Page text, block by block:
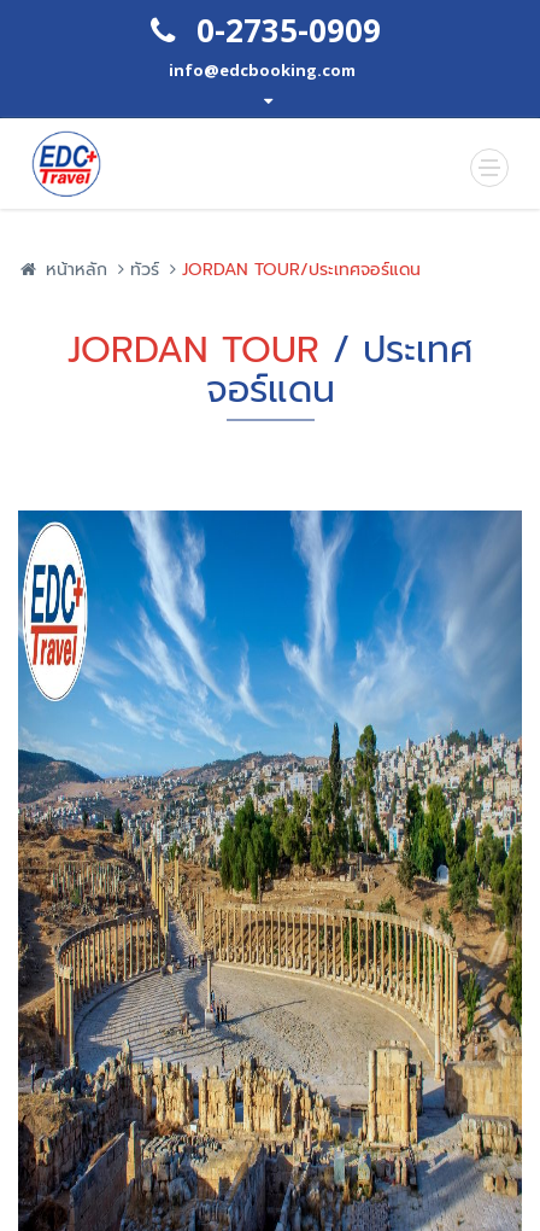
0-2735-0909
info@edcbooking.com
หน้าหลัก ทัวร์ JORDAN TOUR/ประเทศจอร์แดน
JORDAN TOUR / ประเทศ
จอร์แดน